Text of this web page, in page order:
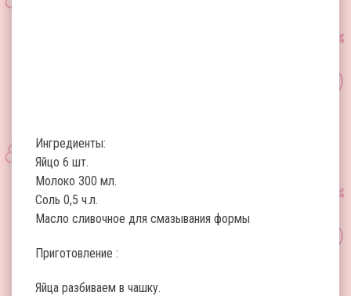
Ингредиенты:
Яйцо 6 шт.
Молоко 300 мл.
Соль 0,5 ч.л.
Масло сливочное для смазывания формы
Приготовление :
Яйца разбиваем в чашку.